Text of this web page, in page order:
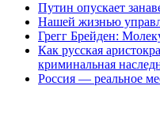
Путин опускает
Нашей жизнью
Грегг Брейден:
Как русская
криминальная
Россия — реальное